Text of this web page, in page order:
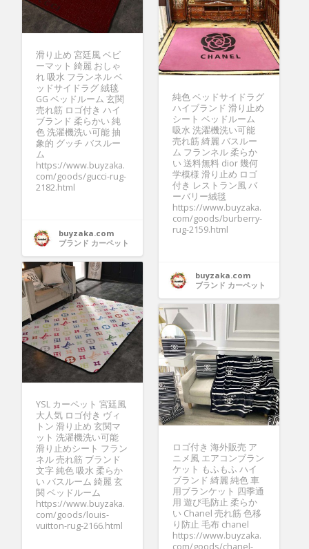
滑り止め 宮廷風 ベビ
ーマット 綺麗 おしゃ
れ 吸水 フランネル ベ
ッドサイドラグ 絨毯
GG ベッドルーム 玄関
売れ筋 ロゴ付き ハイ
ブランド 柔らかい 純
色 洗濯機洗い可能 抽
象的 グッチ バスルー
ム
https://www.buyzaka.
com/goods/gucci-rug-
2182.html
buyzaka.com
ブランド カーペット
純色 ベッドサイドラグ
ハイブランド 滑り止め
シート ベッドルーム
吸水 洗濯機洗い可能
売れ筋 綺麗 バスルー
ム フランネル 柔らか
い 送料無料 dior 幾何
学模様 滑り止め ロゴ
付き レストラン風 バ
ーバリー絨毯
https://www.buyzaka.
com/goods/burberry-
rug-2159.html
buyzaka.com
ブランド カーペット
YSL カーペット 宮廷風
大人気 ロゴ付き ヴィ
トン 滑り止め 玄関マ
ット 洗濯機洗い可能
滑り止めシート フラン
ネル 売れ筋 ブランド
文字 純色 吸水 柔らか
い バスルーム 綺麗 玄
関 ベッドルーム
https://www.buyzaka.
com/goods/louis-
vuitton-rug-2166.html
ロゴ付き 海外販売 ア
ニメ風 エアコンブラン
ケット もふもふ ハイ
ブランド 綺麗 純色 車
用ブランケット 四季通
用 遊び毛防止 柔らか
い Chanel 売れ筋 色移
り防止 毛布 chanel
https://www.buyzaka.
com/goods/chanel-